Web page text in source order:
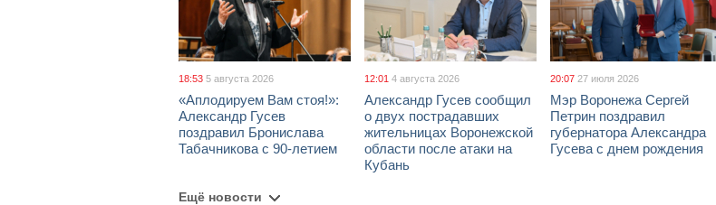
18:53 5 августа 2026
«Аплодируем Вам стоя!»:
Александр Гусев
поздравил Бронислава
Табачникова с 90-летием
12:01 4 августа 2026
Александр Гусев сообщил
о двух пострадавших
жительницах Воронежской
области после атаки на
Кубань
20:07 27 июля 2026
Мэр Воронежа Сергей
Петрин поздравил
губернатора Александра
Гусева с днем рождения
Ещё новости